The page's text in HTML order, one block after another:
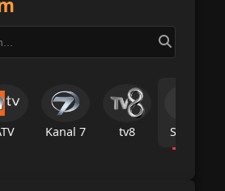
Kanal 7 tv8 Star Tv